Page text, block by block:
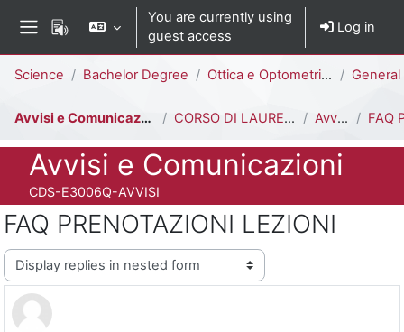
You are currently using
guest access
Log in
Science Bachelor Degree Ottica e Optometria [E3006Q - E3002Q]
Avvisi e Comunicazioni CORSO DI LAUREA IN OTTICA E OPTOMETRIA Avvisi FAQ
Course full name
Avvisi e Comunicazioni
Course ID number
CDS-E3006Q-AVVISI
FAQ PRENOTAZIONI LEZIONI
Display mode